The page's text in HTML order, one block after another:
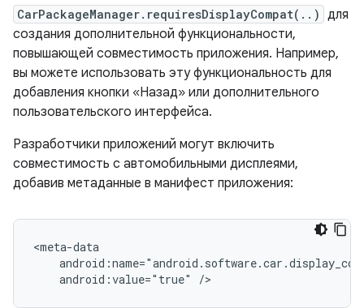
CarPackageManager.requiresDisplayCompat(..) для
создания дополнительной функциональности,
повышающей совместимость приложения. Например,
вы можете использовать эту функциональность для
добавления кнопки «Назад» или дополнительного
пользовательского интерфейса.
Разработчики приложений могут включить
совместимость с автомобильными дисплеями,
добавив метаданные в манифест приложения:
android:value="true"